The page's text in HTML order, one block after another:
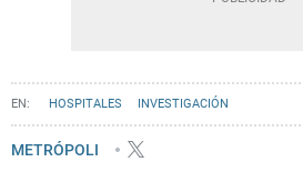
HOSPITALES INVESTIGACIÓN
METRÓPOLI